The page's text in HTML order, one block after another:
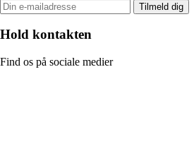
Tilmeld dig
Hold kontakten
Find os på sociale medier